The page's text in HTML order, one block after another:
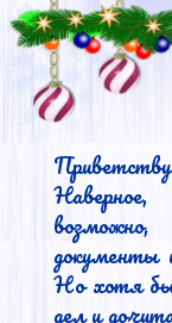
документы
Но хотя бы
дел и